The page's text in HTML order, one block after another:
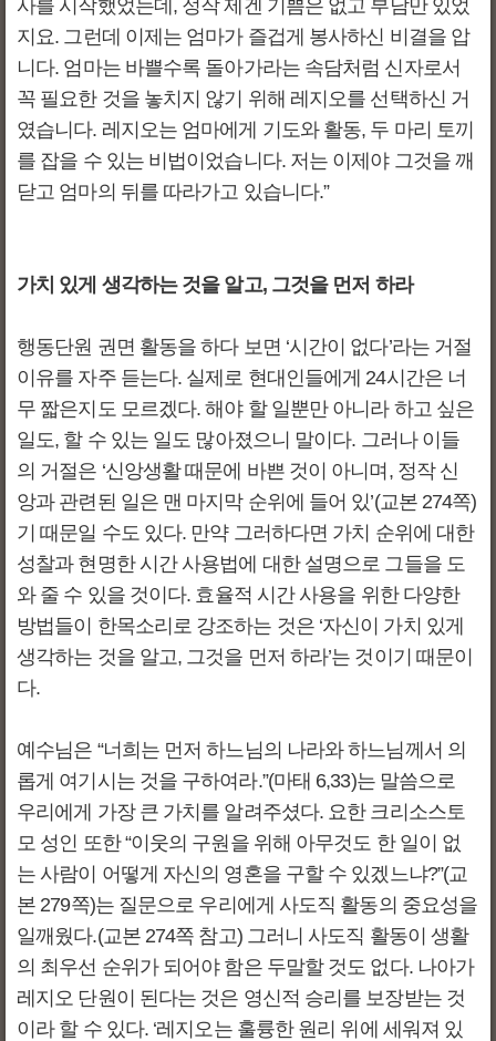
사를 시작했었는데, 정작 제겐 기쁨은 없고 부담만 있었
지요. 그런데 이제는 엄마가 즐겁게 봉사하신 비결을 압
니다. 엄마는 바쁠수록 돌아가라는 속담처럼 신자로서
꼭 필요한 것을 놓치지 않기 위해 레지오를 선택하신 거
였습니다. 레지오는 엄마에게 기도와 활동, 두 마리 토끼
를 잡을 수 있는 비법이었습니다. 저는 이제야 그것을 깨
닫고 엄마의 뒤를 따라가고 있습니다.”
가치 있게 생각하는 것을 알고, 그것을 먼저 하라
행동단원 권면 활동을 하다 보면 ‘시간이 없다’라는 거절
이유를 자주 듣는다. 실제로 현대인들에게 24시간은 너
무 짧은지도 모르겠다. 해야 할 일뿐만 아니라 하고 싶은
일도, 할 수 있는 일도 많아졌으니 말이다. 그러나 이들
의 거절은 ‘신앙생활 때문에 바쁜 것이 아니며, 정작 신
앙과 관련된 일은 맨 마지막 순위에 들어 있’(교본 274쪽)
기 때문일 수도 있다. 만약 그러하다면 가치 순위에 대한
성찰과 현명한 시간 사용법에 대한 설명으로 그들을 도
와 줄 수 있을 것이다. 효율적 시간 사용을 위한 다양한
방법들이 한목소리로 강조하는 것은 ‘자신이 가치 있게
생각하는 것을 알고, 그것을 먼저 하라’는 것이기 때문이
다.
예수님은 “너희는 먼저 하느님의 나라와 하느님께서 의
롭게 여기시는 것을 구하여라.”(마태 6,33)는 말씀으로
우리에게 가장 큰 가치를 알려주셨다. 요한 크리소스토
모 성인 또한 “이웃의 구원을 위해 아무것도 한 일이 없
는 사람이 어떻게 자신의 영혼을 구할 수 있겠느냐?”(교
본 279쪽)는 질문으로 우리에게 사도직 활동의 중요성을
일깨웠다.(교본 274쪽 참고) 그러니 사도직 활동이 생활
의 최우선 순위가 되어야 함은 두말할 것도 없다. 나아가
레지오 단원이 된다는 것은 영신적 승리를 보장받는 것
이라 할 수 있다. ‘레지오는 훌륭한 원리 위에 세워져 있